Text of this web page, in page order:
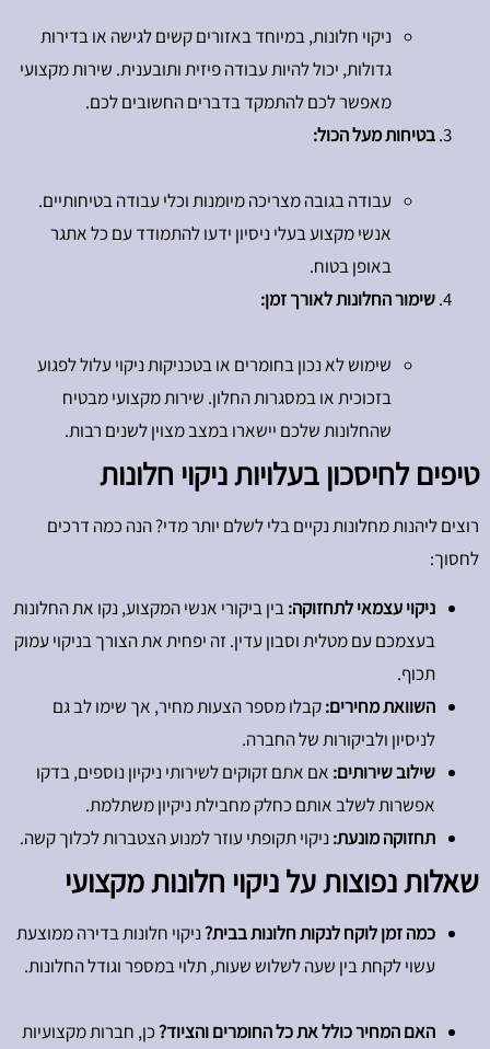
ניקוי חלונות, במיוחד באזורים קשים לגישה או בדירות
גדולות, יכול להיות עבודה פיזית ותובענית. שירות מקצועי
מאפשר לכם להתמקד בדברים החשובים לכם.
בטיחות מעל הכול:
עבודה בגובה מצריכה מיומנות וכלי עבודה בטיחותיים.
אנשי מקצוע בעלי ניסיון ידעו להתמודד עם כל אתגר
באופן בטוח.
שימור החלונות לאורך זמן:
שימוש לא נכון בחומרים או בטכניקות ניקוי עלול לפגוע
בזכוכית או במסגרות החלון. שירות מקצועי מבטיח
שהחלונות שלכם יישארו במצב מצוין לשנים רבות.
טיפים לחיסכון בעלויות ניקוי חלונות
רוצים ליהנות מחלונות נקיים בלי לשלם יותר מדי? הנה כמה דרכים
לחסוך:
ניקוי עצמאי לתחזוקה:בין ביקורי אנשי המקצוע, נקו את החלונות
בעצמכם עם מטלית וסבון עדין. זה יפחית את הצורך בניקוי עמוק
תכוף.
השוואת מחירים:קבלו מספר הצעות מחיר, אך שימו לב גם
לניסיון ולביקורות של החברה.
שילוב שירותים: אם אתם זקוקים לשירותי ניקיון נוספים, בדקו
אפשרות לשלב אותם כחלק מחבילת ניקיון משתלמת.
תחזוקה מונעת: ניקוי תקופתי עוזר למנוע הצטברות לכלוך קשה.
שאלות נפוצות על ניקוי חלונות מקצועי
כמה זמן לוקח לנקות חלונות בבית?ניקוי חלונות בדירה ממוצעת
עשוי לקחת בין שעה לשלוש שעות, תלוי במספר וגודל החלונות.
האם המחיר כולל את כל החומרים והציוד?כן, חברות מקצועיות